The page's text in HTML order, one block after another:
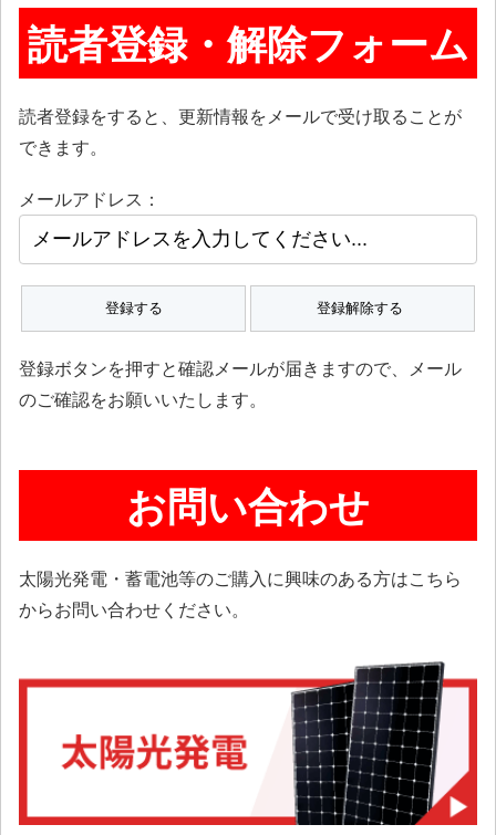
読者登録・解除フォーム
読者登録をすると、更新情報をメールで受け取ることが
できます。
メールアドレス：
登録ボタンを押すと確認メールが届きますので、メール
のご確認をお願いいたします。
お問い合わせ
太陽光発電・蓄電池等のご購入に興味のある方はこちら
からお問い合わせください。